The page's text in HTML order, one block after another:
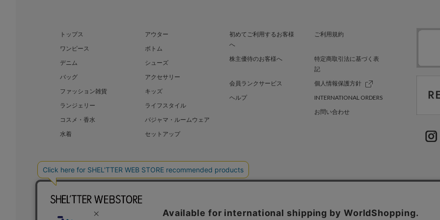
トップス
アウター
ワンピース
ボトム
デニム
シューズ
バッグ
アクセサリー
ファッション雑貨
キッズ
ランジェリー
ライフスタイル
コスメ・香水
パジャマ・ルームウェア
水着
セットアップ
初めてご利用するお客様
へ
ご利用規約
株主優待のお客様へ
特定商取引法に基づく表
記
会員ランクサービス
個人情報保護方針
ヘルプ
INTERNATIONAL ORDERS
お問い合わせ
BAROQUE JAPAN LIMITED The SHEL'TTER TOKYO SHEL’TTER GREEN